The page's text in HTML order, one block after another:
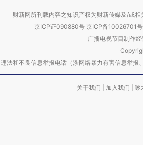
财新网所刊载内容之知识产权为财新传媒及/或
京ICP证090880号 京ICP备10026701
广播电视节目制作
违法和不良信息举报电话（涉网络暴力有害信息举
关于我们 加入我们 啄